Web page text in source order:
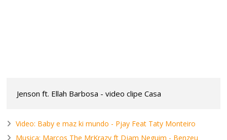
Jenson ft. Ellah Barbosa - video clipe Casa
Video: Baby e maz ki mundo - Pjay Feat Taty Monteiro
Musica: Marcos The MrKrazy ft Djam Neguim - Benzeu